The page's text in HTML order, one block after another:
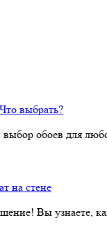
выбрать?
обоев для
на стене
Вы узнаете,